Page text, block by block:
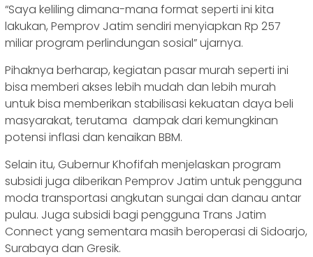
“Saya keliling dimana-mana format seperti ini kita
lakukan, Pemprov Jatim sendiri menyiapkan Rp 257
miliar program perlindungan sosial” ujarnya.
Pihaknya berharap, kegiatan pasar murah seperti ini
bisa memberi akses lebih mudah dan lebih murah
untuk bisa memberikan stabilisasi kekuatan daya beli
masyarakat, terutama dampak dari kemungkinan
potensi inflasi dan kenaikan BBM.
Selain itu, Gubernur Khofifah menjelaskan program
subsidi juga diberikan Pemprov Jatim untuk pengguna
moda transportasi angkutan sungai dan danau antar
pulau. Juga subsidi bagi pengguna Trans Jatim
Connect yang sementara masih beroperasi di Sidoarjo,
Surabaya dan Gresik.